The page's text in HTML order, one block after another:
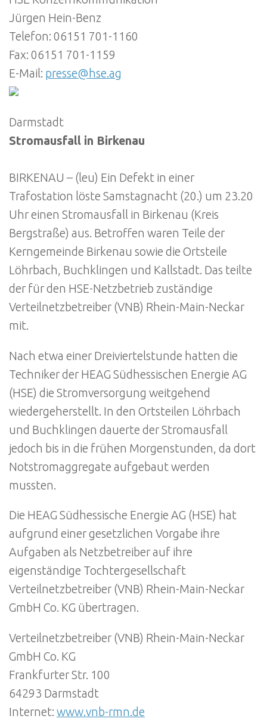
Jürgen Hein-Benz
Telefon: 06151 701-1160
Fax: 06151 701-1159
E-Mail: presse@hse.ag
Darmstadt
Stromausfall in Birkenau
BIRKENAU – (leu) Ein Defekt in einer
Trafostation löste Samstagnacht (20.) um 23.20
Uhr einen Stromausfall in Birkenau (Kreis
Bergstraße) aus. Betroffen waren Teile der
Kerngemeinde Birkenau sowie die Ortsteile
Löhrbach, Buchklingen und Kallstadt. Das teilte
der für den HSE-Netzbetrieb zuständige
Verteilnetzbetreiber (VNB) Rhein-Main-Neckar
mit.
Nach etwa einer Dreiviertelstunde hatten die
Techniker der HEAG Südhessischen Energie AG
(HSE) die Stromversorgung weitgehend
wiedergeherstellt. In den Ortsteilen Löhrbach
und Buchklingen dauerte der Stromausfall
jedoch bis in die frühen Morgenstunden, da dort
Notstromaggregate aufgebaut werden
mussten.
Die HEAG Südhessische Energie AG (HSE) hat
aufgrund einer gesetzlichen Vorgabe ihre
Aufgaben als Netzbetreiber auf ihre
eigenständige Tochtergesellschaft
Verteilnetzbetreiber (VNB) Rhein-Main-Neckar
GmbH Co. KG übertragen.
Verteilnetzbetreiber (VNB) Rhein-Main-Neckar
GmbH Co. KG
Frankfurter Str. 100
64293 Darmstadt
Internet: www.vnb-rmn.de